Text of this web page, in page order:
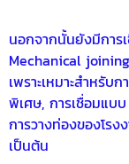
นอกจากนั้นยังมีการ
Mechanical
เพราะเหมาะสำหรั
พิเศษ, การเชื่อมแบ
การวางท่องของโร
เป็นต้น